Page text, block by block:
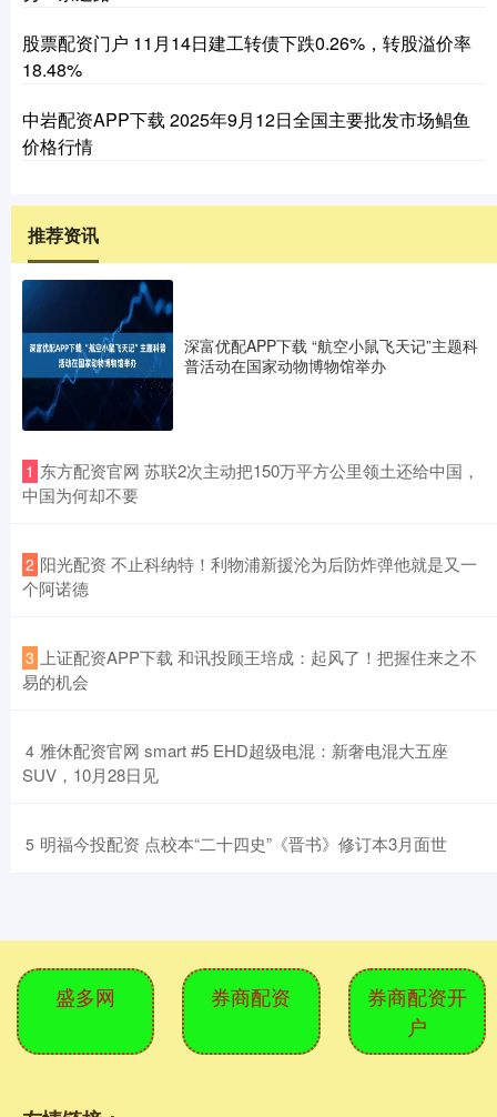
股票配资门户 11月14日建工转债下跌0.26%，转股溢价率
18.48%
中岩配资APP下载 2025年9月12日全国主要批发市场鲳鱼
价格行情
推荐资讯
深富优配APP下载 “航空小鼠飞天记”主题科
普活动在国家动物博物馆举办
1 ​东方配资官网 苏联2次主动把150万平方公里领土还给中国，
中国为何却不要
2 ​阳光配资 不止科纳特！利物浦新援沦为后防炸弹他就是又一
个阿诺德
3 ​上证配资APP下载 和讯投顾王培成：起风了！把握住来之不
易的机会
4 ​雅休配资官网 smart #5 EHD超级电混：新奢电混大五座
SUV，10月28日见
5 ​明福今投配资 点校本“二十四史”《晋书》修订本3月面世
盛多网 券商配资
券商配资开
户